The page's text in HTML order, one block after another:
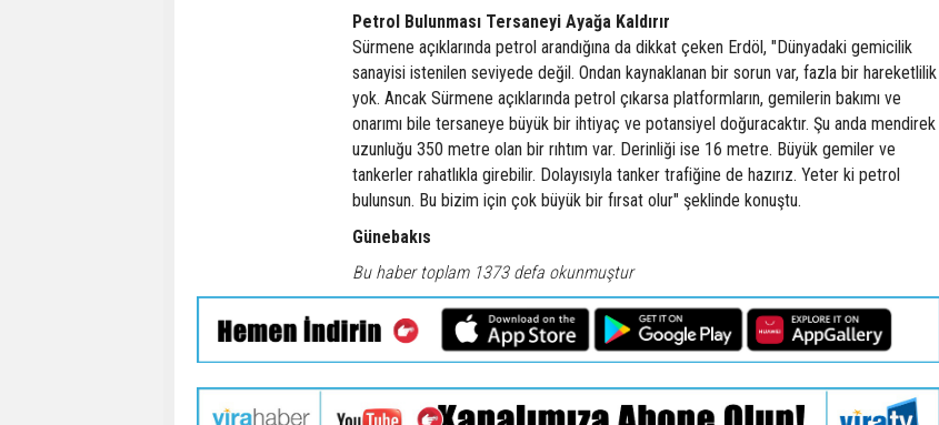
Petrol Bulunması Tersaneyi Ayağa Kaldırır
Sürmene açıklarında petrol arandığına da dikkat çeken Erdöl, "Dünyadaki gemicilik
sanayisi istenilen seviyede değil. Ondan kaynaklanan bir sorun var, fazla bir hareketlilik
yok. Ancak Sürmene açıklarında petrol çıkarsa platformların, gemilerin bakımı ve
onarımı bile tersaneye büyük bir ihtiyaç ve potansiyel doğuracaktır. Şu anda mendirek
uzunluğu 350 metre olan bir rıhtım var. Derinliği ise 16 metre. Büyük gemiler ve
tankerler rahatlıkla girebilir. Dolayısıyla tanker trafiğine de hazırız. Yeter ki petrol
bulunsun. Bu bizim için çok büyük bir fırsat olur" şeklinde konuştu.
Günebakıs
Bu haber toplam 1373 defa okunmuştur